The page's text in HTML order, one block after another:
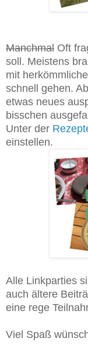
Manchmal Oft
soll. Meistens
mit
schnell gehen.
etwas neues
bisschen
Unter der
einstellen.
Alle Linkparties
auch ältere
eine rege
Viel Spaß